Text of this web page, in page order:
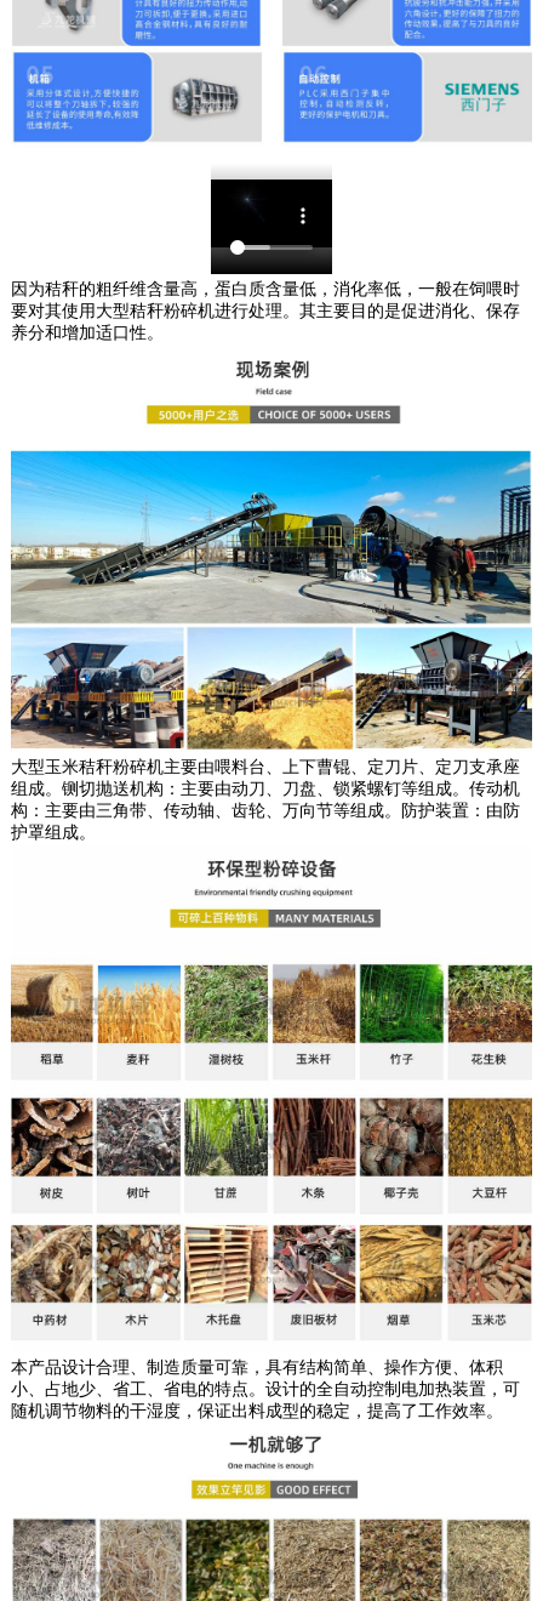
因为秸秆的粗纤维含量高，蛋白质含量低，消化率低，一般在饲喂时
要对其使用大型秸秆粉碎机进行处理。其主要目的是促进消化、保存
养分和增加适口性。
大型玉米秸秆粉碎机主要由喂料台、上下曹锟、定刀片、定刀支承座
组成。铡切抛送机构：主要由动刀、刀盘、锁紧螺钉等组成。传动机
构：主要由三角带、传动轴、齿轮、万向节等组成。防护装置：由防
护罩组成。
本产品设计合理、制造质量可靠，具有结构简单、操作方便、体积
小、占地少、省工、省电的特点。设计的全自动控制电加热装置，可
随机调节物料的干湿度，保证出料成型的稳定，提高了工作效率。